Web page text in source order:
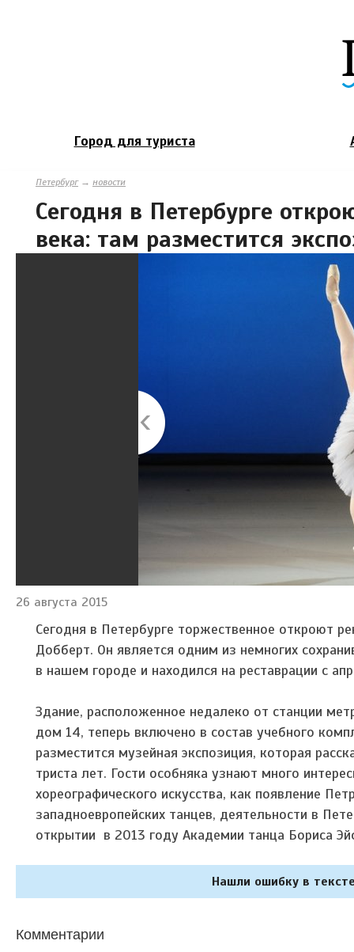
Город для туриста
Петербург→ новости
Сегодня в Петербурге
века: там разместится
26 августа 2015
Сегодня в Петербурге торжественное откроют
Добберт. Он является одним из немногих
в нашем городе и находился на реставрации с
Здание, расположенное недалеко от станции
дом 14, теперь включено в состав учебного
разместится музейная экспозиция, которая
триста лет. Гости особняка узнают много
хореографического искусства, как появление
западноевропейских танцев, деятельности в
открытии в 2013 году Академии танца Бориса
Нашли ошибку в
Комментарии